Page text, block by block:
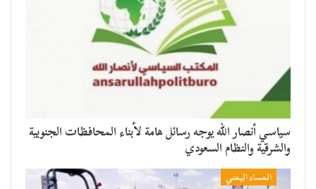
سياسي أنصار الله يوجه رسائل هامة لأبناء المحافظات الجنوبية
والشرقية والنظام السعودي
المساء اليمني